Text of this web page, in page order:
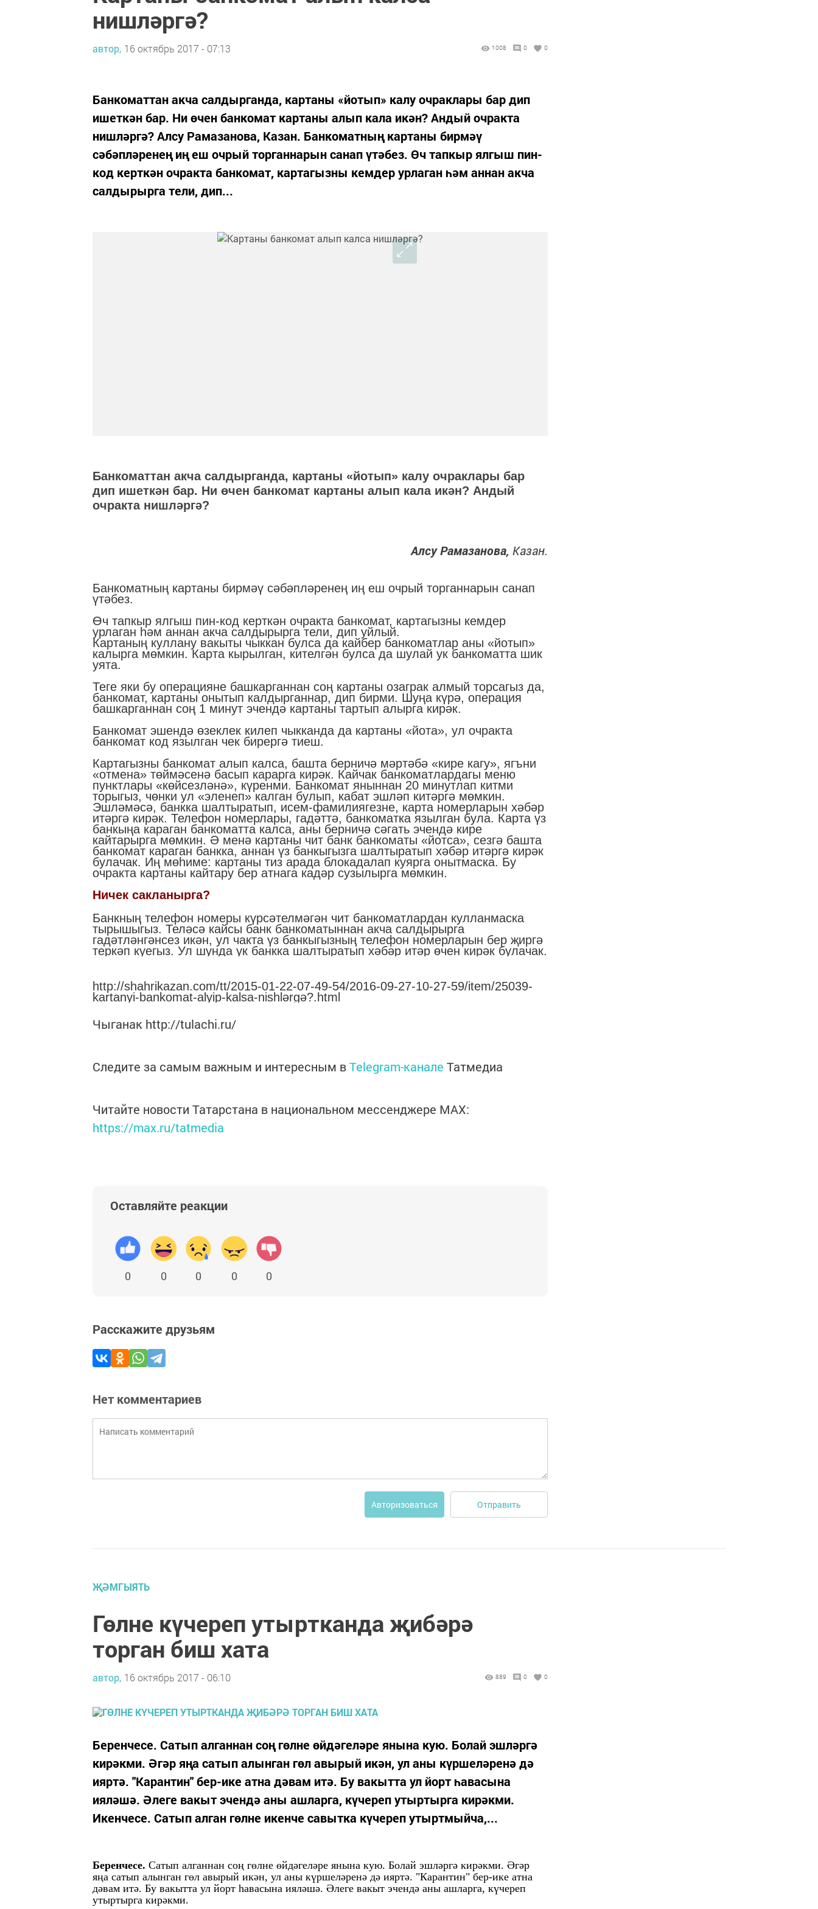
нишләргә?
автор, 16 октябрь 2017 - 07:13 1008 0 0
Банкоматтан акча салдырганда, картаны «йотып» калу очраклары бар дип
ишеткән бар. Ни өчен банкомат картаны алып кала икән? Андый очракта
нишләргә? Алсу Рамазанова, Казан. Банкоматның картаны бирмәү
сәбәпләренең иң еш очрый торганнарын санап үтәбез. Өч тапкыр ялгыш пин-
код керткән очракта банкомат, картагызны кемдер урлаган һәм аннан акча
салдырырга тели, дип...
Банкоматтан акча салдырганда, картаны «йотып» калу очраклары бар
дип ишеткән бар. Ни өчен банкомат картаны алып кала икән? Андый
очракта нишләргә?
Алсу Рамазанова, Казан.
Банкоматның картаны бирмәү сәбәпләренең иң еш очрый торганнарын санап
үтәбез.
Өч тапкыр ялгыш пин-код керткән очракта банкомат, картагызны кемдер
урлаган һәм аннан акча салдырырга тели, дип уйлый.
Картаның куллану вакыты чыккан булса да кайбер банкоматлар аны «йотып»
калырга мөмкин. Карта кырылган, кителгән булса да шулай ук банкоматта шик
уята.
Теге яки бу операцияне башкарганнан соң картаны озаграк алмый торсагыз да,
банкомат, картаны онытып калдырганнар, дип бирми. Шуңа күрә, операция
башкарганнан соң 1 минут эчендә картаны тартып алырга кирәк.
Банкомат эшендә өзеклек килеп чыкканда да картаны «йота», ул очракта
банкомат код язылган чек бирергә тиеш.
Картагызны банкомат алып калса, башта берничә мәртәбә «кире кагу», ягъни
«отмена» төймәсенә басып карарга кирәк. Кайчак банкоматлардагы меню
пунктлары «көйсезләнә», күренми. Банкомат яныннан 20 минутлап китми
торыгыз, чөнки ул «эленеп» калган булып, кабат эшләп китәргә мөмкин.
Эшләмәсә, банкка шалтыратып, исем-фамилиягезне, карта номерларын хәбәр
итәргә кирәк. Телефон номерлары, гадәттә, банкоматка язылган була. Карта үз
банкыңа караган банкоматта калса, аны берничә сәгать эчендә кире
кайтарырга мөмкин. Ә менә картаны чит банк банкоматы «йотса», сезгә башта
банкомат караган банкка, аннан үз банкыгызга шалтыратып хәбәр итәргә кирәк
булачак. Иң мөһиме: картаны тиз арада блокадалап куярга онытмаска. Бу
очракта картаны кайтару бер атнага кадәр сузылырга мөмкин.
Ничек сакланырга?
Банкның телефон номеры күрсәтелмәгән чит банкоматлардан кулланмаска
тырышыгыз. Теләсә кайсы банк банкоматыннан акча салдырырга
гадәтләнгәнсез икән, ул чакта үз банкыгызның телефон номерларын бер җиргә
теркәп куегыз. Ул шунда ук банкка шалтыратып хәбәр итәр өчен кирәк булачак.
http://shahrikazan.com/tt/2015-01-22-07-49-54/2016-09-27-10-27-59/item/25039-
kartanyi-bankomat-alyip-kalsa-nishlәrgә?.html
Чыганак http://tulachi.ru/
Следите за самым важным и интересным вTelegram-канале Татмедиа
Читайте новости Татарстана в национальном мессенджере MАХ:
https://max.ru/tatmedia
Оставляйте реакции
0 0 0 0 0
Расскажите друзьям
Нет комментариев
Авторизоваться Отправить
ҖӘМГЫЯТЬ
Гөлне күчереп утыртканда җибәрә
торган биш хата
автор, 16 октябрь 2017 - 06:10 889 0 0
Беренчесе. Сатып алганнан соң гөлне өйдәгеләре янына кую. Болай эшләргә
кирәкми. Әгәр яңа сатып алынган гөл авырый икән, ул аны күршеләренә дә
ияртә. "Карантин" бер-ике атна дәвам итә. Бу вакытта ул йорт һавасына
ияләшә. Әлеге вакыт эчендә аны ашларга, күчереп утыртырга кирәкми.
Икенчесе. Сатып алган гөлне икен­че савытка күчереп утыртмыйча,...
Беренчесе. Сатып алганнан соң гөлне өйдәгеләре янына кую. Болай эшләргә кирәкми. Әгәр
яңа сатып алынган гөл авырый икән, ул аны күршеләренә дә ияртә. "Карантин" бер-ике атна
дәвам итә. Бу вакытта ул йорт һавасына ияләшә. Әлеге вакыт эчендә аны ашларга, күчереп
утыртырга кирәкми.